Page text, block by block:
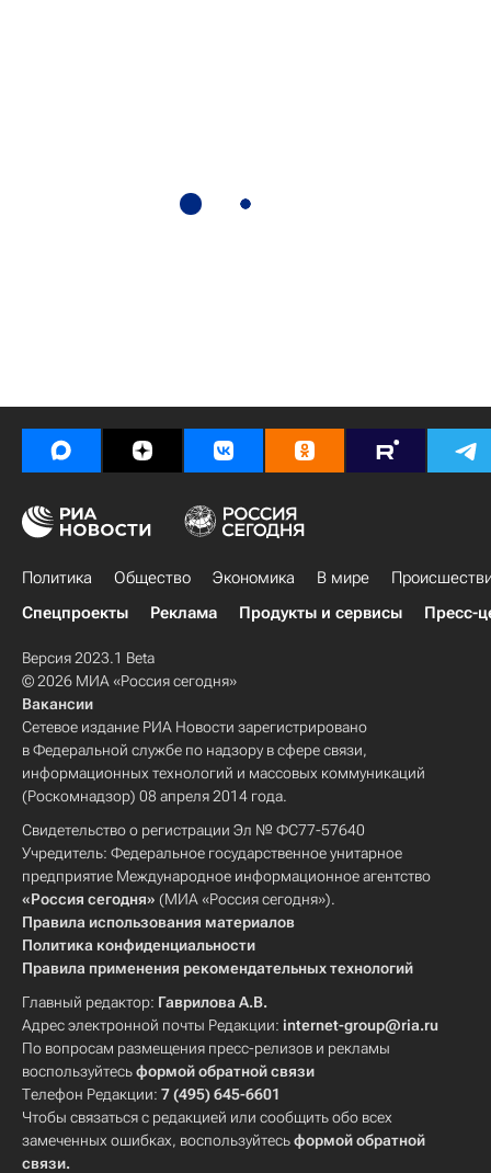
Политика Общество Экономика В мире
Спецпроекты
Реклама Продукты и сервисы Пресс-
Версия 2023.1 Beta
© 2026 МИА «Россия сегодня»
Вакансии
Сетевое издание РИА Новости зарегистрировано
в Федеральной службе по надзору в сфере связи,
информационных технологий и массовых коммуникаций
(Роскомнадзор) 08 апреля 2014 года.
Свидетельство о регистрации Эл № ФС77-57640
Учредитель: Федеральное государственное унитарное
предприятие Международное информационное агентство
«Россия сегодня» (МИА «Россия сегодня»).
Правила использования материалов
Политика конфиденциальности
Правила применения рекомендательных технологий
Главный редактор: Гаврилова А.В.
Адрес электронной почты Редакции: internet-group@ria.ru
По вопросам размещения пресс-релизов и рекламы
воспользуйтесьформой обратной связи
Телефон Редакции: 7 (495) 645-6601
Чтобы связаться с редакцией или сообщить обо всех
замеченных ошибках, воспользуйтесьформой обратной
связи.